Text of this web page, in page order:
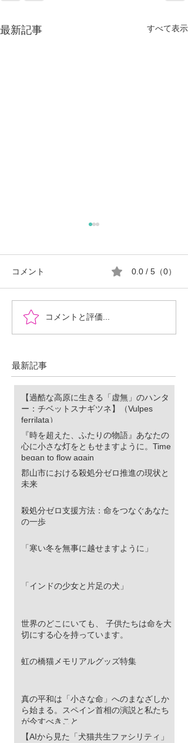
最新記事 すべて表示
『時を超えた、ふたりの
物語』あなたの心に小さ
に。Time began to flow again
コメント 0.0 / 5（0）
コメントと評価...
最新記事
【過酷な高原に生きる「虚無」のハンタ
ー：チベットスナギツネ】（Vulpes
ferrilata）
『時を超えた、ふたりの物語』あなたの
心に小さな灯をともせますように。Time
began to flow again
郡山市における殺処分ゼロ推進の現状と
未来
殺処分ゼロ支援方法：命をつなぐあなた
の一歩
「寒い冬を無事に越せますように」
「インドの少女と片足の犬」
世界のどこにいても、 子供たちは命を大
切にする心を持っています。
虹の橋猫メモリアルグッズ特集
真の平和は「小さな命」へのまなざしか
ら始まる。スペイン首相の演説と私たち
が今すべきこと
【AIから見た「犬猫共生ファシリティ」